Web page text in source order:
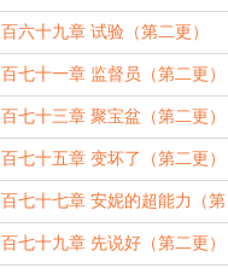
六十九章 试验（第二更）
七十一章 监督员（第二更）
七十三章 聚宝盆（第二更）
七十五章 变坏了（第二更）
七十七章 安妮的超能力（第
七十九章 先说好（第二更）